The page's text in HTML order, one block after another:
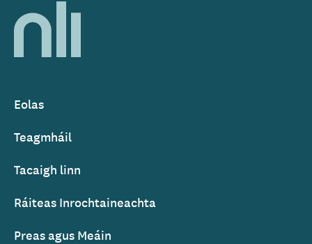
Home,
National
of
Footer
Eolas
Teagmháil
Tacaigh linn
Ráiteas Inrochtaineachta
Preas agus Meáin